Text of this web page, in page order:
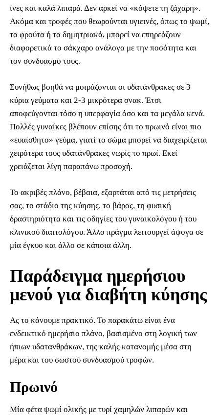
ίνες και καλά λιπαρά. Δεν αρκεί να «κόψετε τη ζάχαρη».
Ακόμα και τροφές που θεωρούνται υγιεινές, όπως το ψωμί,
τα φρούτα ή τα δημητριακά, μπορεί να επηρεάζουν
διαφορετικά το σάκχαρο ανάλογα με την ποσότητα και
τον συνδυασμό τους.
Συνήθως βοηθά να μοιράζονται οι υδατάνθρακες σε 3
κύρια γεύματα και 2-3 μικρότερα σνακ. Έτσι
αποφεύγονται τόσο η υπερφαγία όσο και τα μεγάλα κενά.
Πολλές γυναίκες βλέπουν επίσης ότι το πρωινό είναι πιο
«ευαίσθητο» γεύμα, γιατί το σώμα μπορεί να διαχειρίζεται
χειρότερα τους υδατάνθρακες νωρίς το πρωί. Εκεί
χρειάζεται λίγη παραπάνω προσοχή.
Το ακριβές πλάνο, βέβαια, εξαρτάται από τις μετρήσεις
σας, το στάδιο της κύησης, το βάρος, τη φυσική
δραστηριότητα και τις οδηγίες του γυναικολόγου ή του
κλινικού διαιτολόγου. Άλλο πράγμα λειτουργεί άψογα σε
μία έγκυο και άλλο σε κάποια άλλη.
Παράδειγμα ημερήσιου
μενού για διαβήτη κύησης
Ας το κάνουμε πρακτικό. Το παρακάτω είναι ένα
ενδεικτικό ημερήσιο πλάνο, βασισμένο στη λογική των
ήπιων υδατανθράκων, της καλής κατανομής μέσα στη
μέρα και του σωστού συνδυασμού τροφών.
Πρωινό
Μία φέτα ψωμί ολικής με τυρί χαμηλών λιπαρών και